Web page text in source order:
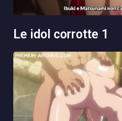
le idol corrotte 1